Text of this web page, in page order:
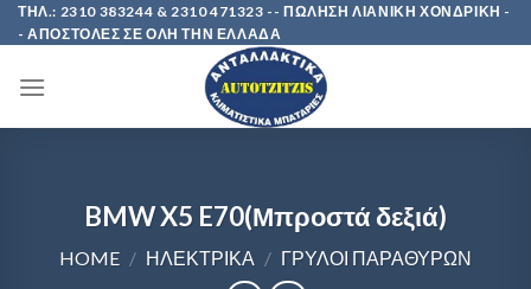
Skip
to
ΤΗΛ.: 2310 383244 & 2310 471323 -- ΠΩΛΗΣΗ ΛΙΑΝΙΚΗ ΧΟΝΔΡΙΚΗ -
- ΑΠΟΣΤΟΛΕΣ ΣΕ ΟΛΗ ΤΗΝ ΕΛΛΑΔΑ
BMW X5 E70(Μπροστά δεξιά)
HOME / ΗΛΕΚΤΡΙΚΑ / ΓΡΥΛΟΙ ΠΑΡΑΘΥΡΩΝ